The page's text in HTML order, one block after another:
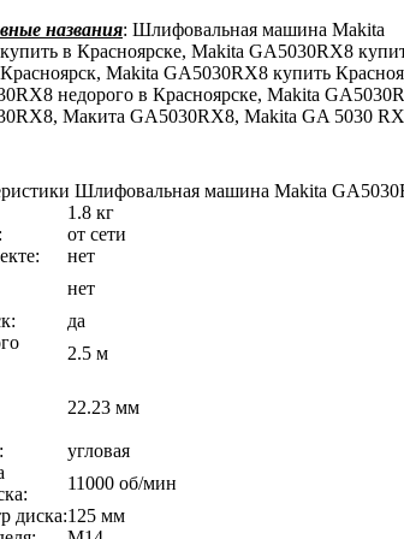
названия: Шлифовальная машина Makita
в Красноярске, Makita GA5030RX8
Makita GA5030RX8 купить
недорого в Красноярске, Makita
Макита GA5030RX8, Makita GA 5030
Шлифовальная машина Makita
1.8 кг
от сети
нет
нет
да
2.5 м
22.23 мм
угловая
11000 об/мин
диска:125 мм